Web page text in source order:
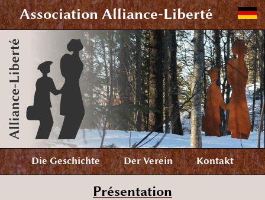
AssociationAlliance-Liberté
Die Geschichte Der Verein Kontakt
Présentation